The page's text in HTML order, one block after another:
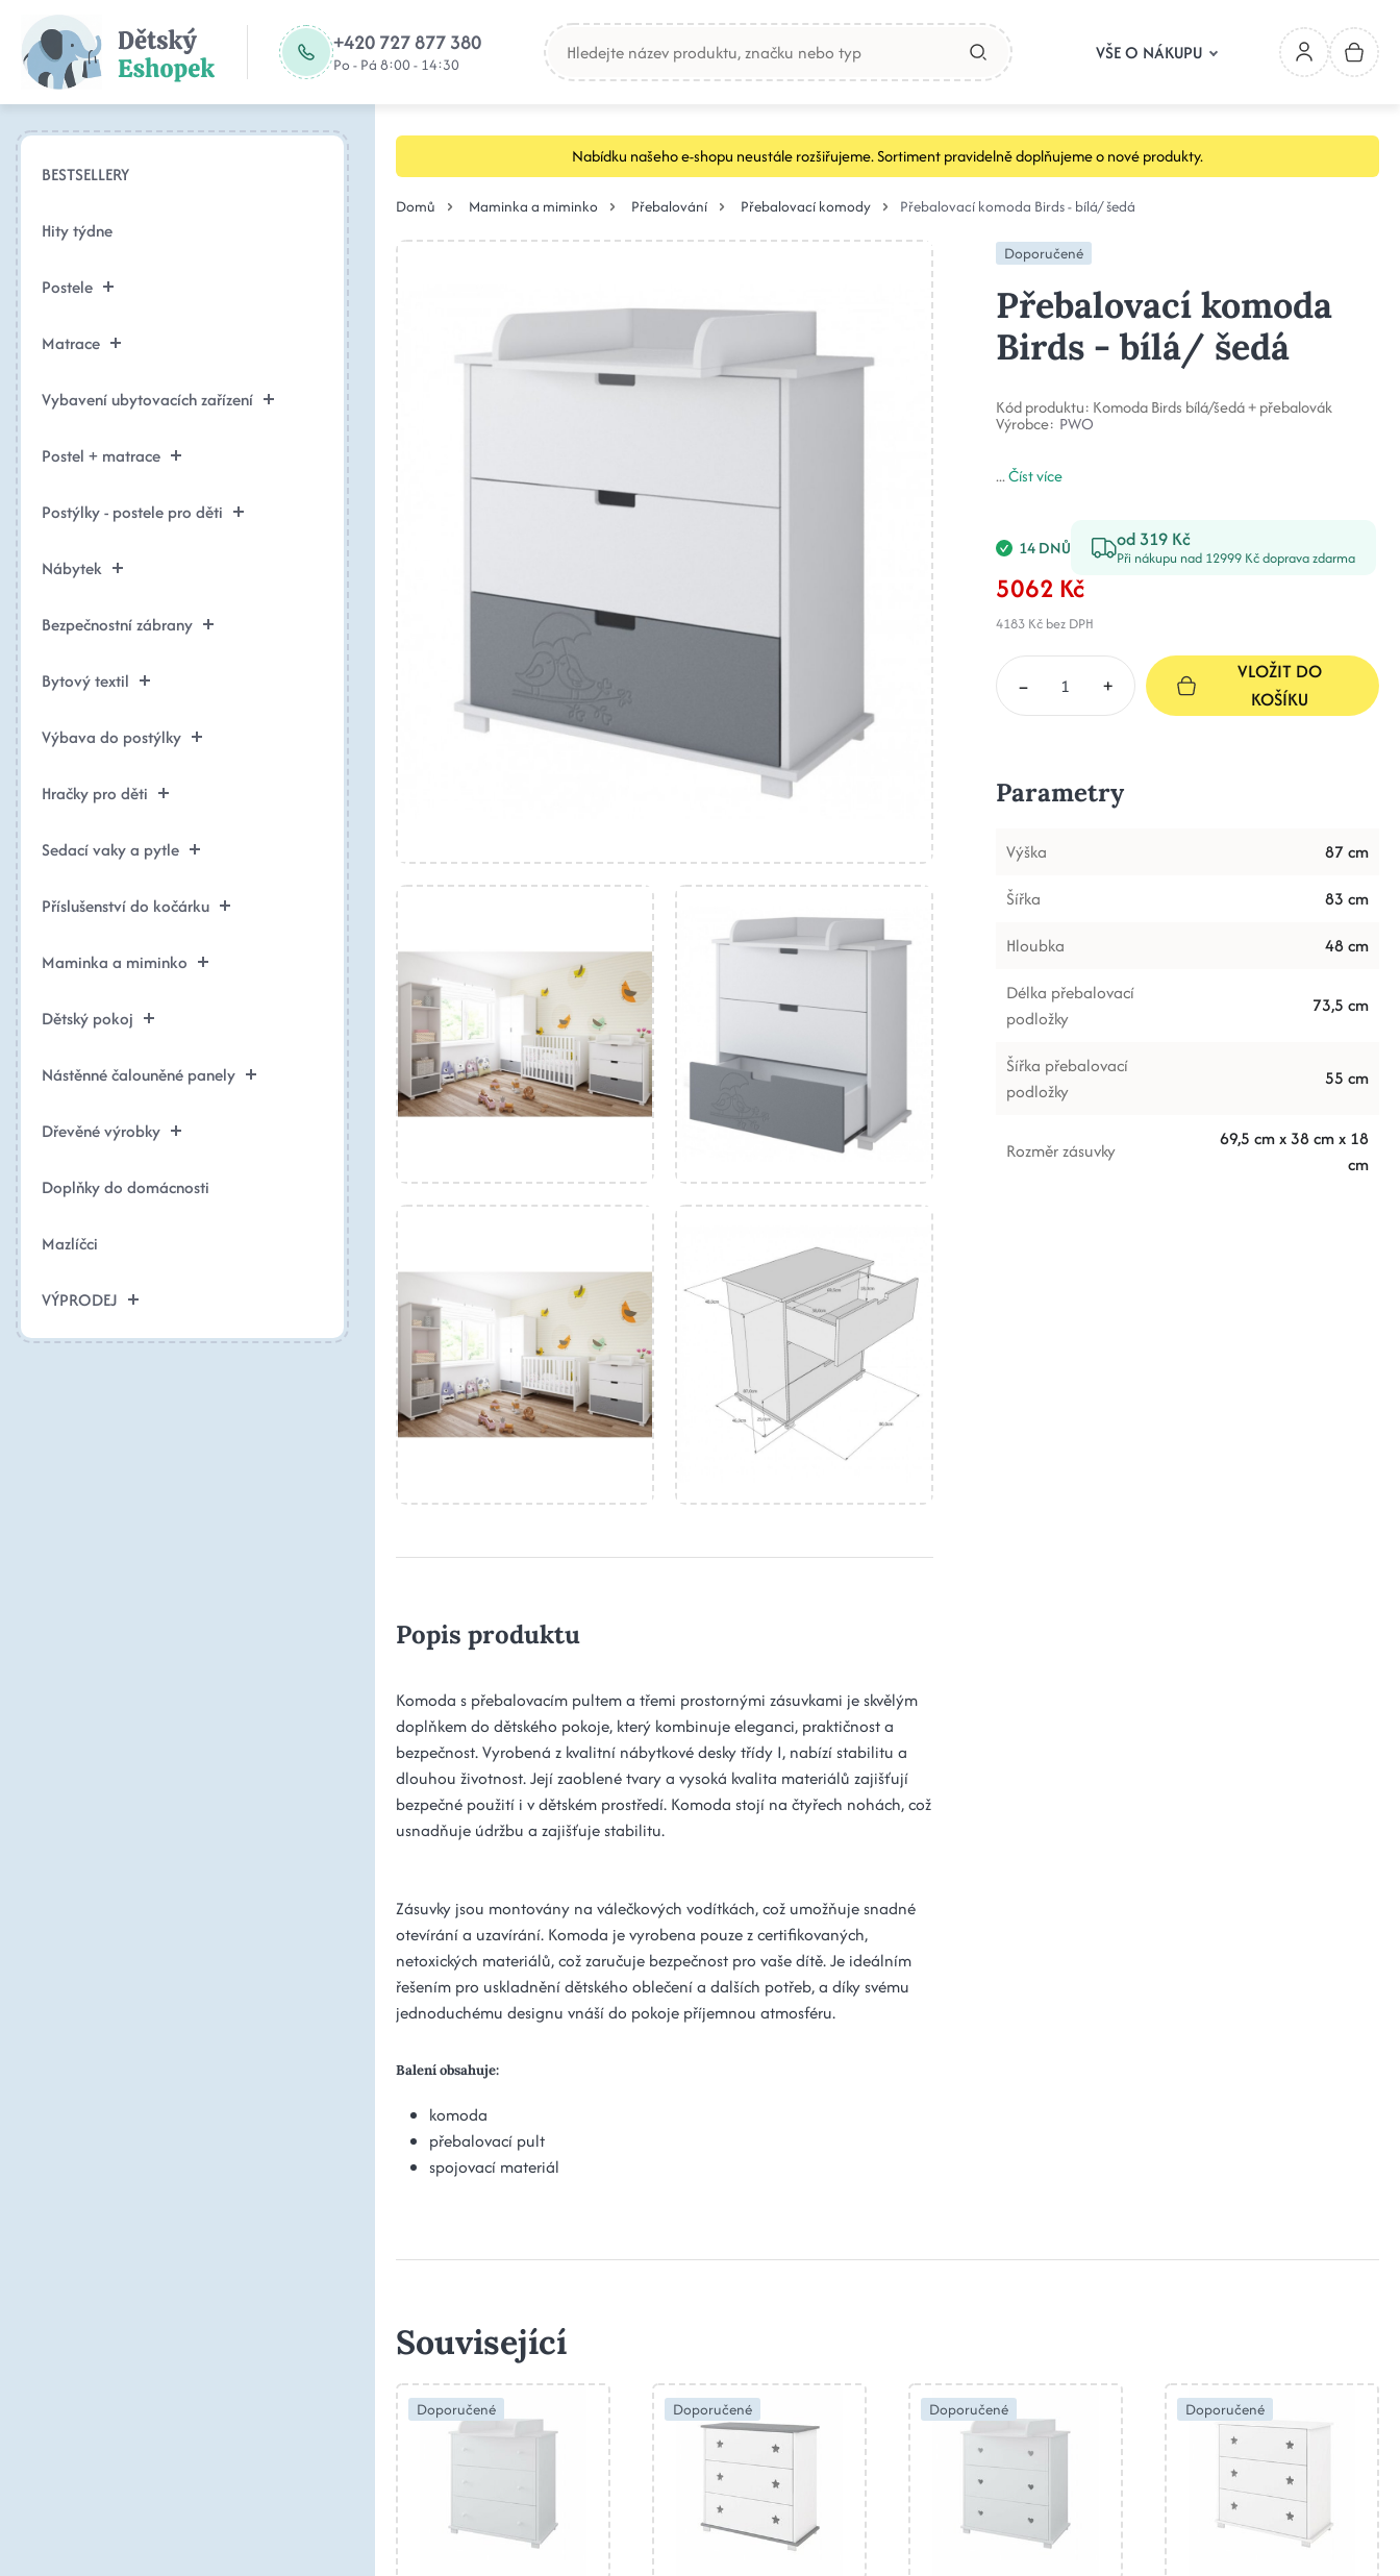
+420 727 877 380
Po - Pá 8:00 - 14:30
VŠE O NÁKUPU
BESTSELLERY
Hity týdne
Postele
Matrace
Vybavení ubytovacích zařízení
Postel + matrace
Postýlky - postele pro děti
Nábytek
Bezpečnostní zábrany
Bytový textil
Výbava do postýlky
Hračky pro děti
Sedací vaky a pytle
Příslušenství do kočárku
Maminka a miminko
Dětský pokoj
Nástěnné čalouněné panely
Dřevěné výrobky
Doplňky do domácnosti
Mazlíčci
VÝPRODEJ
Nabídku našeho e-shopu neustále rozšiřujeme. Sortiment pravidelně doplňujeme o nové produkty.
Domů Maminka a miminko Přebalování Přebalovací komody Přebalovací komoda Birds - bílá/ šedá
Popis produktu
Komoda s přebalovacím pultem a třemi prostornými zásuvkami je skvělým
doplňkem do dětského pokoje, který kombinuje eleganci, praktičnost a
bezpečnost. Vyrobená z kvalitní nábytkové desky třídy I, nabízí stabilitu a
dlouhou životnost. Její zaoblené tvary a vysoká kvalita materiálů zajišťují
bezpečné použití i v dětském prostředí. Komoda stojí na čtyřech nohách, což
usnadňuje údržbu a zajišťuje stabilitu.
Zásuvky jsou montovány na válečkových vodítkách, což umožňuje snadné
otevírání a uzavírání. Komoda je vyrobena pouze z certifikovaných,
netoxických materiálů, což zaručuje bezpečnost pro vaše dítě. Je ideálním
řešením pro uskladnění dětského oblečení a dalších potřeb, a díky svému
jednoduchému designu vnáší do pokoje příjemnou atmosféru.
Balení obsahuje:
komoda
přebalovací pult
spojovací materiál
Doporučené
Přebalovací komoda
Birds - bílá/ šedá
Kód produktu: Komoda Birds bílá/šedá + přebalovák
Výrobce: PWO
...Číst více
14 DNŮ od 319 Kč
Při nákupu nad 12999 Kč doprava zdarma
5062 Kč
4183 Kčbez DPH
– +
VLOŽIT DO
KOŠÍKU
Parametry
Výška
87 cm
Šířka
83 cm
Hloubka
48 cm
Délka přebalovací
podložky
73,5 cm
Šířka přebalovací
podložky
55 cm
Rozměr zásuvky
69,5 cm x 38 cm x 18
cm
Související
Doporučené Doporučené Doporučené Doporučené